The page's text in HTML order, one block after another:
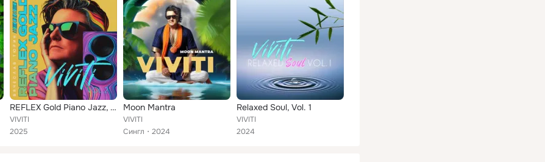
REFLEX Gold Piano Jazz, Vol. 2
VIVITI
2025
Moon Mantra
VIVITI
Сингл
2024
Relaxed Soul, Vol. 1
VIVITI
2024